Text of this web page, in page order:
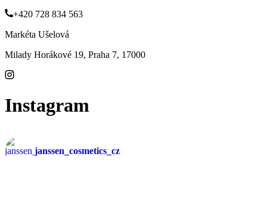
+420 728 834 563
Markéta Ušelová
Milady Horákové 19, Praha 7, 17000
Instagram
janssen_cosmetics_cz